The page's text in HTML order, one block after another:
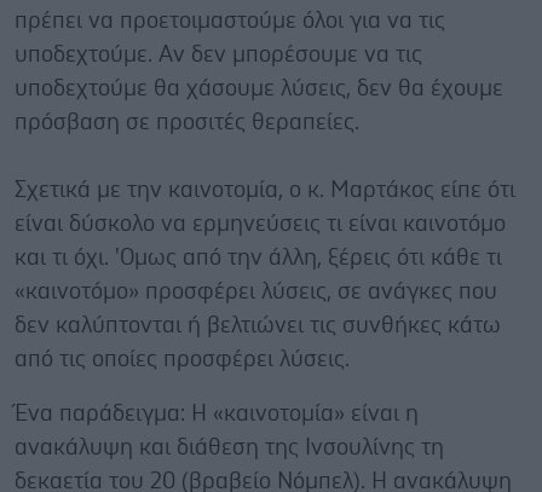
πρέπει να προετοιμαστούμε όλοι για να τις
υποδεχτούμε. Αν δεν μπορέσουμε να τις
υποδεχτούμε θα χάσουμε λύσεις, δεν θα έχουμε
πρόσβαση σε προσιτές θεραπείες.
Σχετικά με την καινοτομία, ο κ. Μαρτάκος είπε ότι
είναι δύσκολο να ερμηνεύσεις τι είναι καινοτόμο
και τι όχι. 'Ομως από την άλλη, ξέρεις ότι κάθε τι
«καινοτόμο» προσφέρει λύσεις, σε ανάγκες που
δεν καλύπτονται ή βελτιώνει τις συνθήκες κάτω
από τις οποίες προσφέρει λύσεις.
Ένα παράδειγμα: Η «καινοτομία» είναι η
ανακάλυψη και διάθεση της Ινσουλίνης τη
δεκαετία του 20 (βραβείο Νόμπελ). Η ανακάλυψη